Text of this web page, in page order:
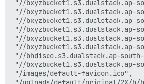
"//bxyzbucket1.s3.dualstack.ap-
"//bxyzbucket1.s3.dualstack.ap-
"//bxyzbucket1.s3.dualstack.ap-
"//bxyzbucket1.s3.dualstack.ap-
"//bxyzbucket1.s3.dualstack.ap-
"//bxyzbucket1.s3.dualstack.ap-
"//bhdisco.s3.dualstack.ap-south-
"//bxyzbucket1.s3.dualstack.ap-
"/images/default-favicon.ico",
"/uploads/default/original/2X/b/